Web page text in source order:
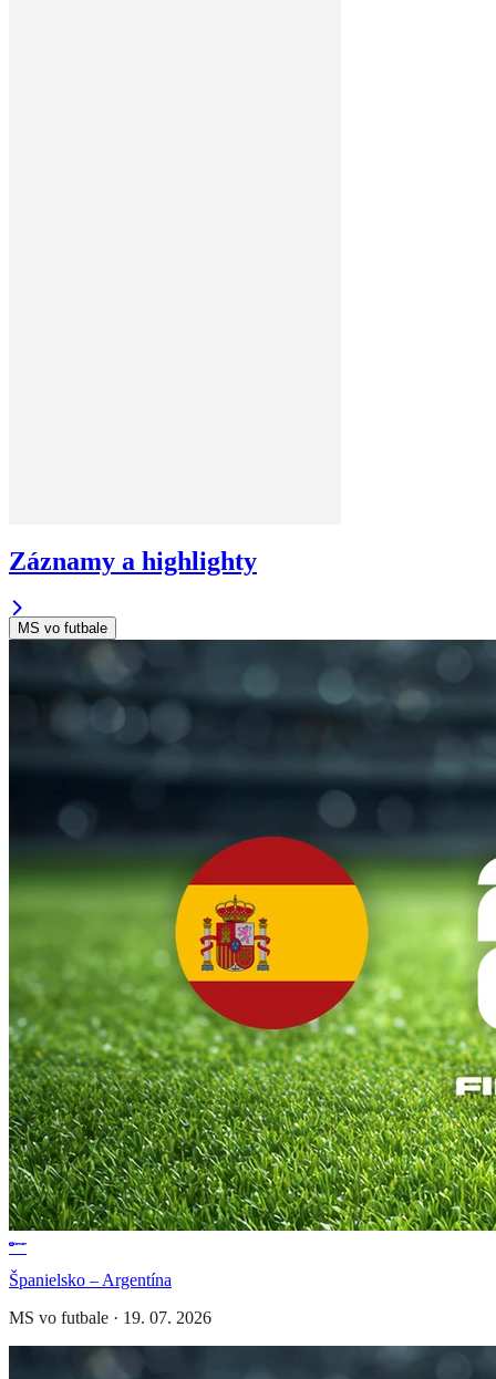
Záznamy a highlighty
MS vo futbale
Španielsko – Argentína
MS vo futbale · 19. 07. 2026